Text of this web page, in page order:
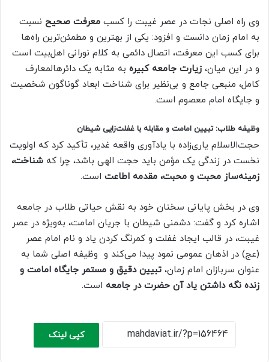
وی راه اصلی نجات در عصر غیبت را کسب معرفت صحیح نسبت
به امام زمان دانست و افزود: یکی از بهترین و مطمئن‌ترین راه‌ها
برای کسب این معرفت، اتصال دائمی به کلام نورانی اهل‌بیت است
و در این میان، زیارت جامعه کبیره به مثابه یک دائرهالمعارف
کامل، منبعی جامع و بی‌نظیر برای شناخت ابعاد گوناگون شخصیت
و جایگاه امام معصوم است.
وظیفه طلاب: تبیین امامت و مقابله با غفلت‌زایی شیطان
حجت‌الاسلام یاری‌زاده با یادآوری واقعه غدیر، تأکید کرد که اولویت
نخست در زندگی یک مؤمن باید حجت الهی باشد، چرا که شناخت،
زمینه‌ساز محبت و محبت، مقدمه اطاعت است.
وی در بخش پایانی سخنان خود به نقش حیاتی طلاب در جامعه
اشاره کرد و گفت: دشمنی شیطان با جریان امامت، به‌ویژه در عصر
غیبت، در قالب ایجاد غفلت و کمرنگ کردن یاد و نام امام عصر
(عج) در اذهان عمومی نمود پیدا می‌کند و وظیفه اصلی شما به
عنوان سربازان امام زمان، تبیین دقیق و مستمر جایگاه امامت و
زنده نگه داشتن یاد آن حضرت در جامعه است.
کپی لینک